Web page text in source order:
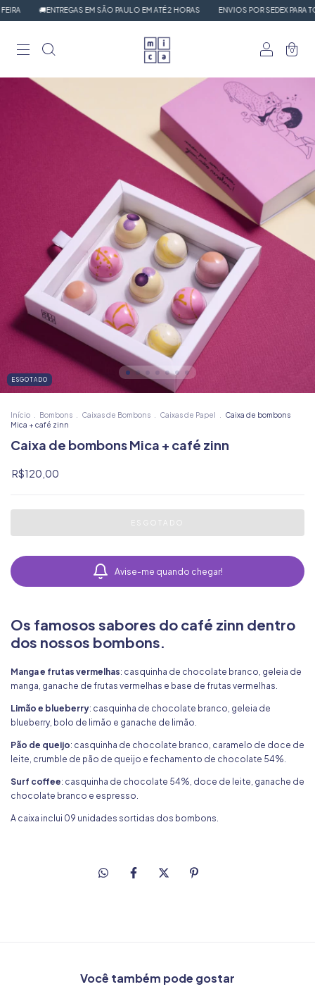
🚚ENTREGAS EM SÃO PAULO EM ATÉ 2 HORAS ENVIOS POR SEDEX PARA
0
ESGOTADO
Início Bombons Caixas de Bombons Caixas de Papel
Caixa de bombons
Mica + café zinn
Caixa de bombons Mica + café zinn
R$120,00
Avise-me quando chegar!
Os famosos sabores do café zinn dentro
dos nossos bombons.
Manga e frutas vermelhas: casquinha de chocolate branco, geleia de
manga, ganache de frutas vermelhas e base de frutas vermelhas.
Limão e blueberry: casquinha de chocolate branco, geleia de
blueberry, bolo de limão e ganache de limão.
Pão de queijo: casquinha de chocolate branco, caramelo de doce de
leite, crumble de pão de queijo e fechamento de chocolate 54%.
Surf coffee: casquinha de chocolate 54%, doce de leite, ganache de
chocolate branco e espresso.
A caixa inclui 09 unidades sortidas dos bombons.
Você também pode gostar